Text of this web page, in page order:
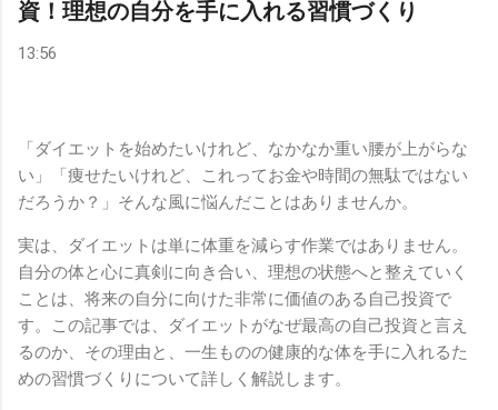
資！理想の自分を手に入れる習慣づくり
13:56
「ダイエットを始めたいけれど、なかなか重い腰が上がらな
い」「痩せたいけれど、これってお金や時間の無駄ではない
だろうか？」そんな風に悩んだことはありませんか。
実は、ダイエットは単に体重を減らす作業ではありません。
自分の体と心に真剣に向き合い、理想の状態へと整えていく
ことは、将来の自分に向けた非常に価値のある自己投資で
す。この記事では、ダイエットがなぜ最高の自己投資と言え
るのか、その理由と、一生ものの健康的な体を手に入れるた
めの習慣づくりについて詳しく解説します。